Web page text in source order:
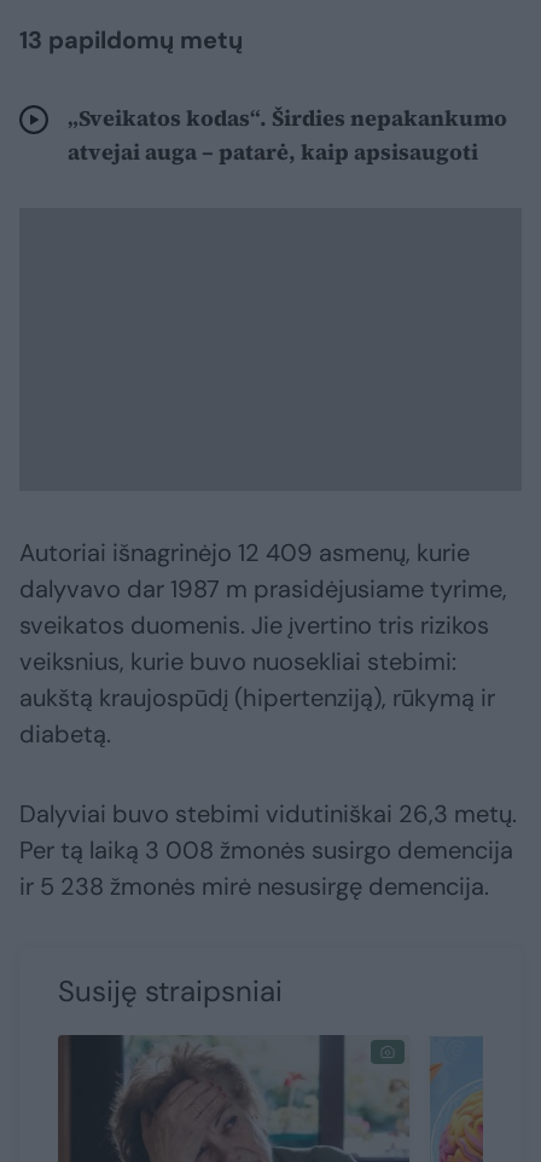
13 papildomų metų
„Sveikatos kodas“. Širdies nepakankumo
atvejai auga – patarė, kaip apsisaugoti
Autoriai išnagrinėjo 12 409 asmenų, kurie
dalyvavo dar 1987 m prasidėjusiame tyrime,
sveikatos duomenis. Jie įvertino tris rizikos
veiksnius, kurie buvo nuosekliai stebimi:
aukštą kraujospūdį (hipertenziją), rūkymą ir
diabetą.
Dalyviai buvo stebimi vidutiniškai 26,3 metų.
Per tą laiką 3 008 žmonės susirgo demencija
ir 5 238 žmonės mirė nesusirgę demencija.
Susiję straipsniai